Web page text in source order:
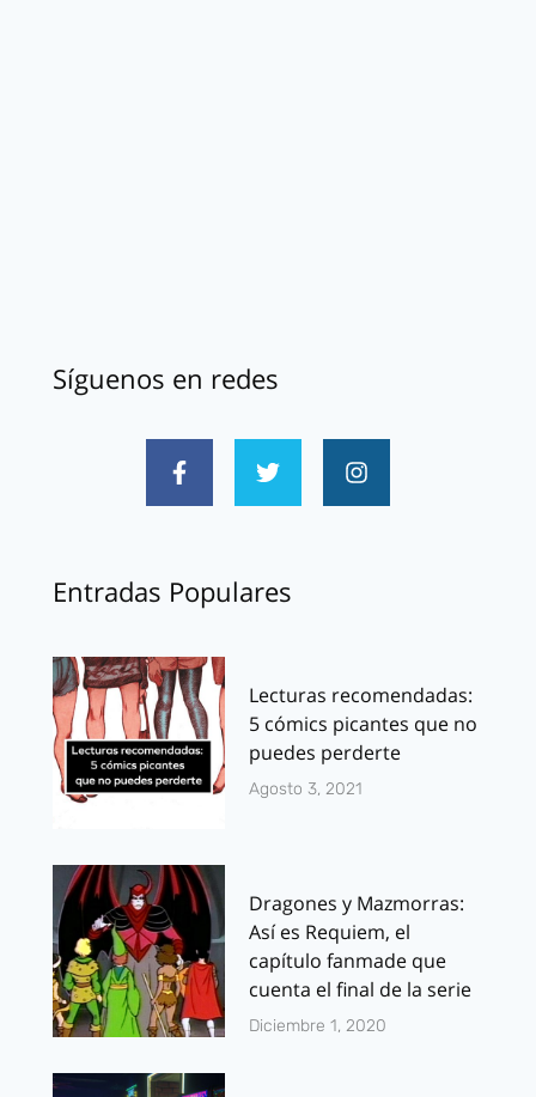
Síguenos en redes
Entradas Populares
Lecturas recomendadas:
5 cómics picantes que no
puedes perderte
Agosto 3, 2021
Dragones y Mazmorras:
Así es Requiem, el
capítulo fanmade que
cuenta el final de la serie
Diciembre 1, 2020